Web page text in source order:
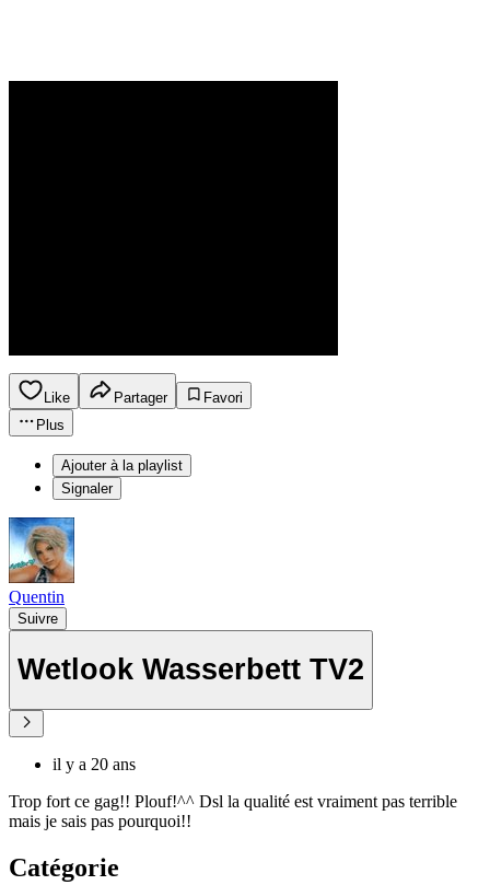
Like Partager
Favori
Plus
Ajouter à la playlist
Signaler
Quentin
Suivre
Wetlook Wasserbett TV2
il y a 20 ans
Trop fort ce gag!! Plouf!^^ Dsl la qualité est vraiment pas terrible
mais je sais pas pourquoi!!
Catégorie